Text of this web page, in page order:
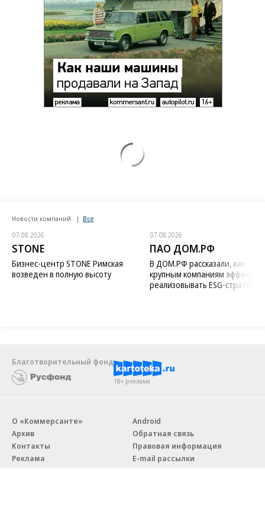
Новости компаний Все
07.08.2026
STONE
Бизнес-центр STONE Римская
возведен в полную высоту
07.08.2026
ПАО ДОМ.РФ
В ДОМ.РФ рассказали, как
крупным компаниям
реализовывать ESG-стратегию
Благотворительный фонд
18+ реклама
О «Коммерсанте»
Архив
Контакты
Реклама
Android
Обратная связь
Правовая информация
E-mail рассылки